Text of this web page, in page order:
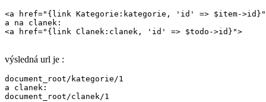
<a href="{link Kategorie:kategorie, 'id' => $item-
a na clanek:
<a href="{link Clanek:clanek, 'id' => $todo->id}">
výsledná url je :
document_root/kategorie/1
a clanek: